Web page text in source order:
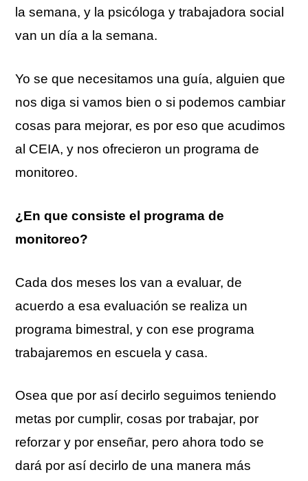
la semana, y la psicóloga y trabajadora social
van un día a la semana.
Yo se que necesitamos una guía, alguien que
nos diga si vamos bien o si podemos cambiar
cosas para mejorar, es por eso que acudimos
al CEIA, y nos ofrecieron un programa de
monitoreo.
¿En que consiste el programa de
monitoreo?
Cada dos meses los van a evaluar, de
acuerdo a esa evaluación se realiza un
programa bimestral, y con ese programa
trabajaremos en escuela y casa.
Osea que por así decirlo seguimos teniendo
metas por cumplir, cosas por trabajar, por
reforzar y por enseñar, pero ahora todo se
dará por así decirlo de una manera más